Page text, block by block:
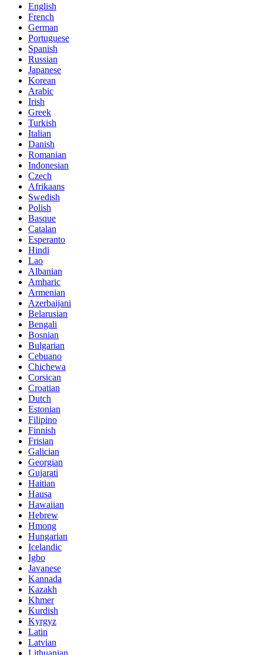
English
French
German
Portuguese
Spanish
Russian
Japanese
Korean
Arabic
Irish
Greek
Turkish
Italian
Danish
Romanian
Indonesian
Czech
Afrikaans
Swedish
Polish
Basque
Catalan
Esperanto
Hindi
Lao
Albanian
Amharic
Armenian
Azerbaijani
Belarusian
Bengali
Bosnian
Bulgarian
Cebuano
Chichewa
Corsican
Croatian
Dutch
Estonian
Filipino
Finnish
Frisian
Galician
Georgian
Gujarati
Haitian
Hausa
Hawaiian
Hebrew
Hmong
Hungarian
Icelandic
Igbo
Javanese
Kannada
Kazakh
Khmer
Kurdish
Kyrgyz
Latin
Latvian
Lithuanian